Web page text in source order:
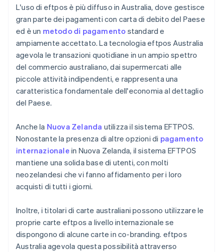
L'uso di eftpos è più diffuso in Australia, dove gestisce
gran parte dei pagamenti con carta di debito del Paese
ed è un metodo di pagamento standard e
ampiamente accettato. La tecnologia eftpos Australia
agevola le transazioni quotidiane in un ampio spettro
del commercio australiano, dai supermercati alle
piccole attività indipendenti, e rappresenta una
caratteristica fondamentale dell'economia al dettaglio
del Paese.
Anche la Nuova Zelanda utilizza il sistema EFTPOS.
Nonostante la presenza di altre opzioni di pagamento
internazionale in Nuova Zelanda, il sistema EFTPOS
mantiene una solida base di utenti, con molti
neozelandesi che vi fanno affidamento per i loro
acquisti di tutti i giorni.
Inoltre, i titolari di carte australiani possono utilizzare le
proprie carte eftpos a livello internazionale se
dispongono di alcune carte in co-branding. eftpos
Australia agevola questa possibilità attraverso